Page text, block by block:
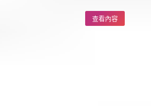
查看內容